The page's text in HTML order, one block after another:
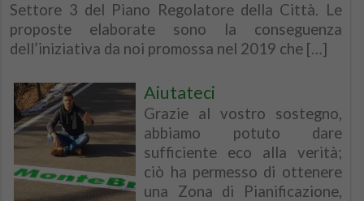
Settore 3 del Piano Regolatore della Città. Le
proposte elaborate sono la conseguenza
dell’iniziativa da noi promossa nel 2019 che […]
Aiutateci
Grazie al vostro sostegno,
abbiamo potuto dare
sufficiente eco alla verità;
ciò ha permesso di ottenere
una Zona di Pianificazione,